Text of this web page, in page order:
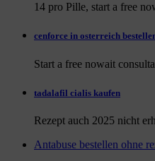
14 pro Pille, start a free
cenforce in osterreich
Start a free nowait
tadalafil cialis kaufen
Rezept auch 2025 nicht
Antabuse bestellen ohne